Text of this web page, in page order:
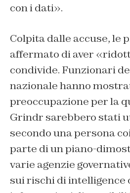
con i dati».
Colpita dalle accuse, le
affermato di aver
condivide. Funzionari
nazionale hanno
preoccupazione per la
Grindr sarebbero stati
secondo una persona
parte di un piano-
varie agenzie
sui rischi di intelligence